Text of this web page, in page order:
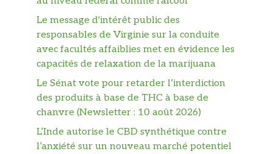
Le message d'intérêt public des
responsables de Virginie sur la conduite
avec facultés affaiblies met en évidence les
capacités de relaxation de la marijuana
Le Sénat vote pour retarder l’interdiction
des produits à base de THC à base de
chanvre (Newsletter : 10 août 2026)
L’Inde autorise le CBD synthétique contre
l’anxiété sur un nouveau marché potentiel